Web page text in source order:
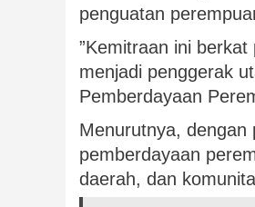
penguatan
”Kemitraan ini
menjadi penggerak
Pemberdayaan
Menurutnya, dengan
pemberdayaan
daerah, dan